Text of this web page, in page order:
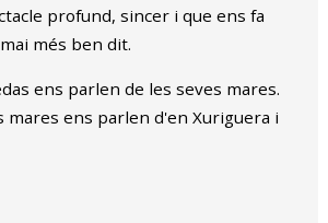
profund, sincer i que ens fa
més ben dit.
ens parlen de les seves mares.
mares ens parlen d'en Xuriguera i